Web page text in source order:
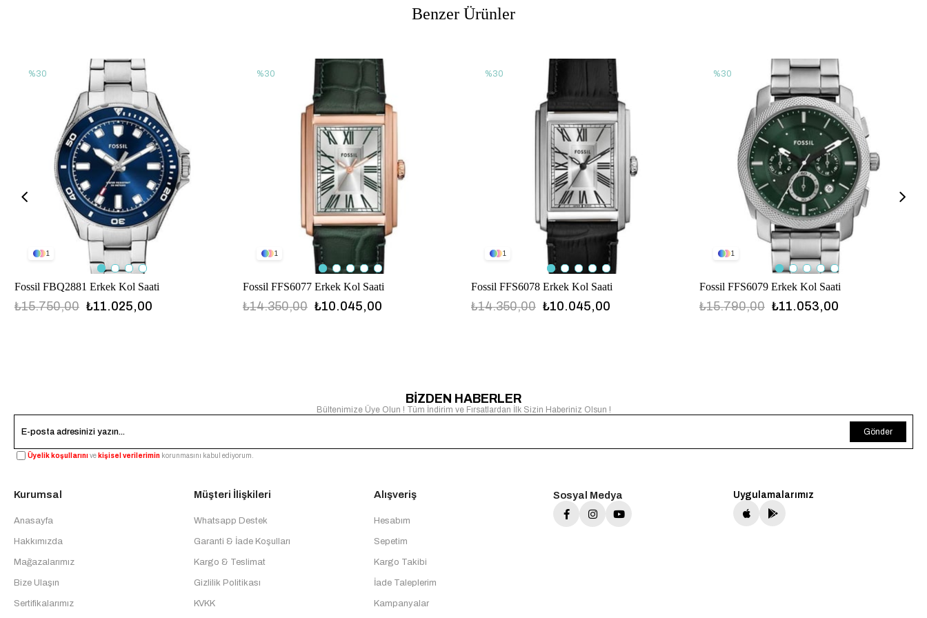
Benzer Ürünler
1
Fossil FBQ2881 Erkek Kol Saati
₺11.025,00
₺15.750,00
%30
1
Fossil FFS6077 Erkek Kol Saati
₺10.045,00
₺14.350,00
%30
1
Fossil FFS6078 Erkek Kol Saati
₺10.045,00
₺14.350,00
%30
1
Fossil FFS6079 Erkek Kol Saati
₺11.053,00
₺15.790,00
%30
BİZDEN HABERLER
Bültenimize Üye Olun ! Tüm İndirim ve Fırsatlardan İlk Sizin Haberiniz Olsun !
Gönder
Üyelik koşullarınıve kişisel verilerimin korunmasını kabul ediyorum.
Kurumsal
Anasayfa
Hakkımızda
Mağazalarımız
Bize Ulaşın
Sertifikalarımız
Müşteri İlişkileri
Whatsapp Destek
Garanti & İade Koşulları
Kargo & Teslimat
Gizlilik Politikası
KVKK
Alışveriş
Hesabım
Sepetim
Kargo Takibi
İade Taleplerim
Kampanyalar
Sosyal Medya Uygulamalarımız